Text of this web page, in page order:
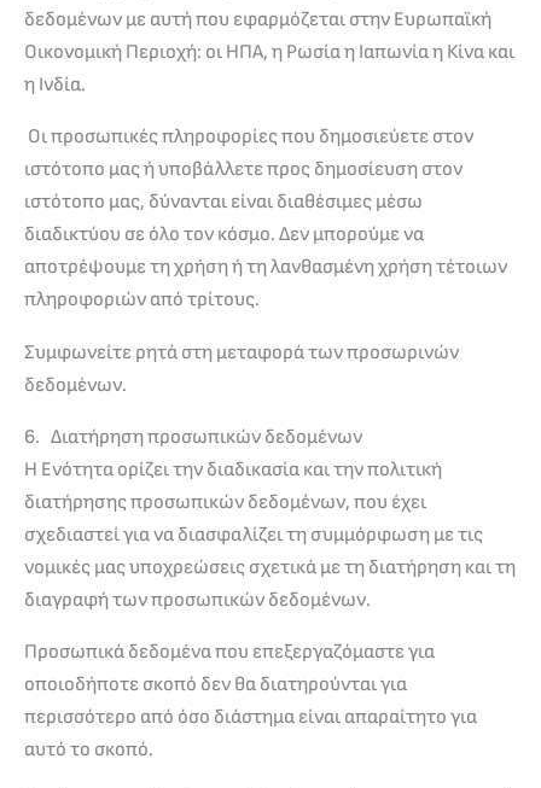
δεδομένων με αυτή που εφαρμόζεται στην Ευρωπαϊκή
Οικονομική Περιοχή: οι ΗΠΑ, η Ρωσία η Ιαπωνία η Κίνα και
η Ινδία.
Οι προσωπικές πληροφορίες που δημοσιεύετε στον
ιστότοπο μας ή υποβάλλετε προς δημοσίευση στον
ιστότοπο μας, δύνανται είναι διαθέσιμες μέσω
διαδικτύου σε όλο τον κόσμο. Δεν μπορούμε να
αποτρέψουμε τη χρήση ή τη λανθασμένη χρήση τέτοιων
πληροφοριών από τρίτους.
Συμφωνείτε ρητά στη μεταφορά των προσωρινών
δεδομένων.
6. Διατήρηση προσωπικών δεδομένων
Η Ενότητα ορίζει την διαδικασία και την πολιτική
διατήρησης προσωπικών δεδομένων, που έχει
σχεδιαστεί για να διασφαλίζει τη συμμόρφωση με τις
νομικές μας υποχρεώσεις σχετικά με τη διατήρηση και τη
διαγραφή των προσωπικών δεδομένων.
Προσωπικά δεδομένα που επεξεργαζόμαστε για
οποιοδήποτε σκοπό δεν θα διατηρούνται για
περισσότερο από όσο διάστημα είναι απαραίτητο για
αυτό το σκοπό.